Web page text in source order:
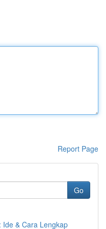
Report Page
Go
Ide & Cara Lengkap